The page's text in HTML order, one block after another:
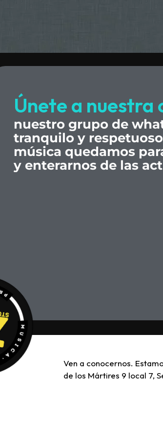
Únete a nuestra
nuestro grupo de
tranquilo y respetuoso
música quedamos
y enterarnos de las
Ven a conocernos.
de los Mártires 9 local 7,